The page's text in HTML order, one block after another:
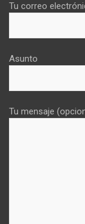
Tu correo
Asunto
Tu mensaje